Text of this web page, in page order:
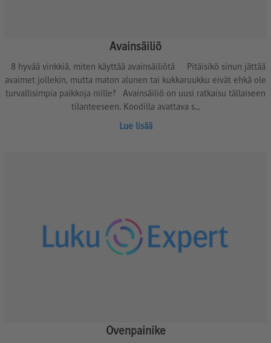
Avainsäiliö
8 hyvää vinkkiä, miten käyttää avainsäiliötä Pitäisikö sinun jättää
avaimet jollekin, mutta maton alunen tai kukkaruukku eivät ehkä ole
turvallisimpia paikkoja niille? Avainsäiliö on uusi ratkaisu tällaiseen
tilanteeseen. Koodilla avattava s...
Lue lisää
Ovenpainike